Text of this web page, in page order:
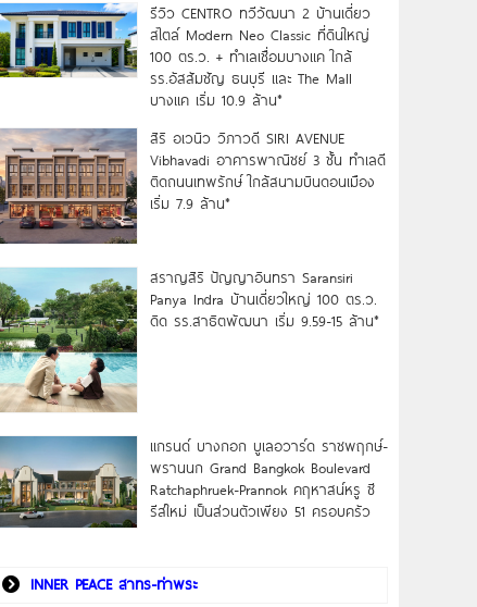
รีวิว CENTRO ทวีวัฒนา 2 บ้านเดี่ยว
สไตล์ Modern Neo Classic ที่ดินใหญ่
100 ตร.ว. + ทำเลเชื่อมบางแค ใกล้
รร.อัสสัมชัญ ธนบุรี และ The Mall
บางแค เริ่ม 10.9 ล้าน*
สิริ อเวนิว วิภาวดี SIRI AVENUE
Vibhavadi อาคารพาณิชย์ 3 ชั้น ทำเลดี
ติดถนนเทพรักษ์ ใกล้สนามบินดอนเมือง
เริ่ม 7.9 ล้าน*
สราญสิริ ปัญญาอินทรา Saransiri
Panya Indra บ้านเดี่ยวใหญ่ 100 ตร.ว.
ดิด รร.สาธิตพัฒนา เริ่ม 9.59-15 ล้าน*
แกรนด์ บางกอก บูเลอวาร์ด ราชพฤกษ์-
พรานนก Grand Bangkok Boulevard
Ratchaphruek-Prannok คฤหาสน์หรู ซี
รีส์ใหม่ เป็นส่วนตัวเพียง 51 ครอบครัว
INNER PEACE สาทร-ท่าพระ